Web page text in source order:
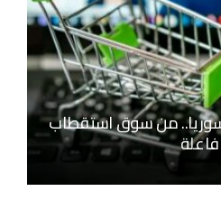
سوريا.. من سوق استقطاب